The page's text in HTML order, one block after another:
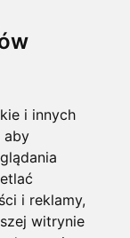
i innych
aby
i reklamy,
witrynie
250 PLN
w dowolnym
więcej